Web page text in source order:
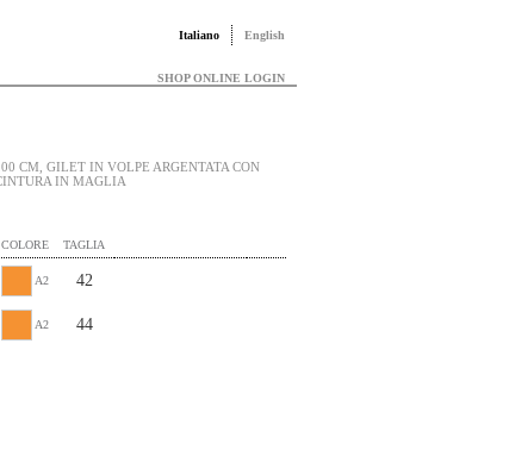
Italiano English
SHOP ONLINE LOGIN
CM, GILET IN VOLPE ARGENTATA CON
IN MAGLIA
COLORE TAGLIA
A2 42
A2 44